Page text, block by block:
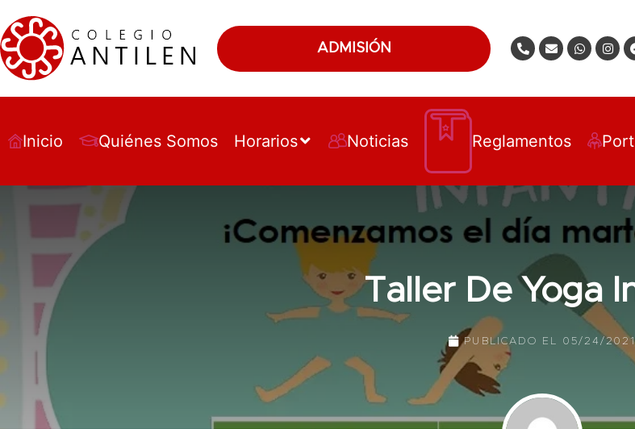
ADMISIÓN
Inicio Quiénes Somos Horarios Noticias Reglamentos
Taller De Yoga
PUBLICADO EL 05/24/2021